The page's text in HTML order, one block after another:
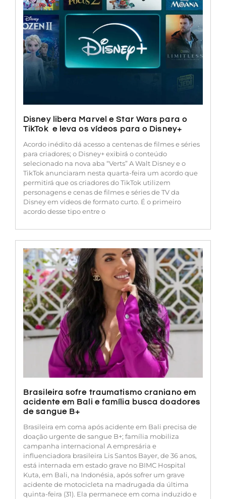
Disney libera Marvel e Star Wars para o
TikTok e leva os vídeos para o Disney+
Acordo inédito dá acesso a centenas de filmes e séries
para criadores; o Disney+ exibirá o conteúdo
selecionado na nova aba “Verts” A Walt Disney e o
TikTok anunciaram nesta quarta-feira um acordo que
permitirá que os criadores do TikTok utilizem
personagens e cenas de filmes e séries de TV da
Disney em vídeos de formato curto. É o primeiro
acordo desse tipo entre o
Brasileira sofre traumatismo craniano em
acidente em Bali e família busca doadores
de sangue B+
Brasileira em coma após acidente em Bali precisa de
doação urgente de sangue B+; família mobiliza
campanha internacional A empresária e
influenciadora brasileira Lis Santos Bayer, de 36 anos,
está internada em estado grave no BIMC Hospital
Kuta, em Bali, na Indonésia, após sofrer um grave
acidente de motocicleta na madrugada da última
quinta-feira (31). Ela permanece em coma induzido e